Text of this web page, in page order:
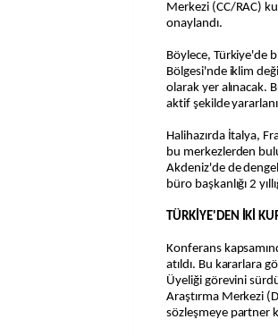
Merkezi (CC/RAC)
onaylandı.
Böylece, Türkiye'de
Bölgesi'nde iklim
olarak yer alınacak.
aktif şekilde
Halihazırda İtalya,
bu merkezlerden
Akdeniz'de de
büro başkanlığı 2
TÜRKİYE'DEN İKİ
Konferans
atıldı. Bu kararlara
Üyeliği görevini
Araştırma Merkezi
sözleşmeye partner